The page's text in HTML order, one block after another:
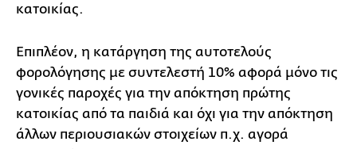
κατοικίας.
Επιπλέον, η κατάργηση της αυτοτελούς
φορολόγησης με συντελεστή 10% αφορά μόνο τις
γονικές παροχές για την απόκτηση πρώτης
κατοικίας από τα παιδιά και όχι για την απόκτηση
άλλων περιουσιακών στοιχείων π.χ. αγορά